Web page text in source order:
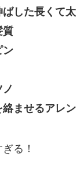
ばした長くて
質
ン
絡ませるアレ
る！